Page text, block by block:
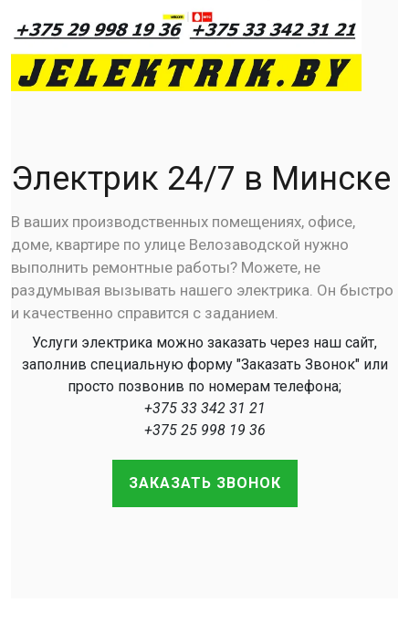
Электрик 24/7 в Минске
В ваших производственных помещениях, офисе,
доме, квартире по улице Велозаводской нужно
выполнить ремонтные работы? Можете, не
раздумывая вызывать нашего электрика. Он быстро
и качественно справится с заданием.
Услуги электрика можно заказать через наш сайт,
заполнив специальную форму "Заказать Звонок" или
просто позвонив по номерам телефона;
+375 33 342 31 21
+375 25 998 19 36
ЗАКАЗАТЬ ЗВОНОК